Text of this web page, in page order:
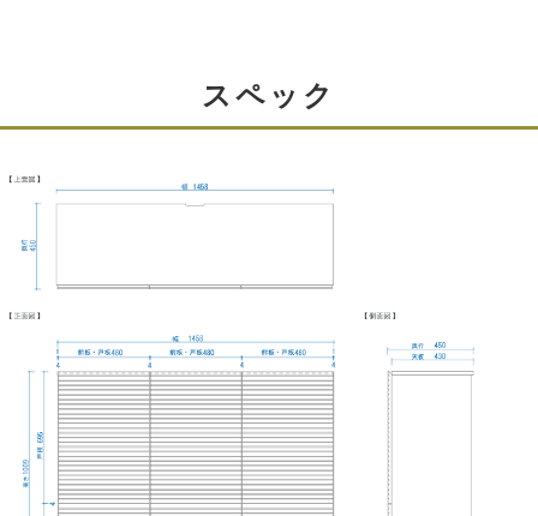
引き出しは「蟻組（ダブテール）」と呼ばれる組み方で
いる技法で作成しています。
スペック